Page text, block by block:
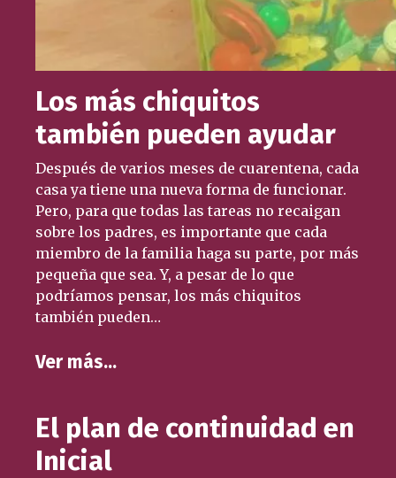
Los más chiquitos
también pueden ayudar
Después de varios meses de cuarentena, cada
casa ya tiene una nueva forma de funcionar.
Pero, para que todas las tareas no recaigan
sobre los padres, es importante que cada
miembro de la familia haga su parte, por más
pequeña que sea. Y, a pesar de lo que
podríamos pensar, los más chiquitos
también pueden…
Ver más…
El plan de continuidad en
Inicial